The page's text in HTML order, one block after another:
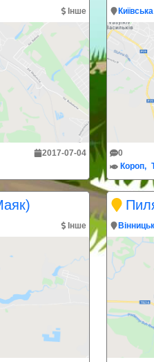
Інше
2017-07-04
0
Короп
Інше